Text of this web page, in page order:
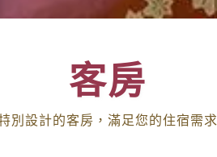
客房
別設計的客房，滿足您的住宿需求